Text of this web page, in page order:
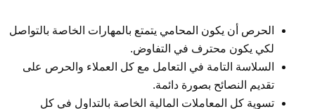
الحرص أن يكون المحامي يتمتع بالمهارات الخاصة بالتواصل
لكي يكون محترف في التفاوض.
السلاسة التامة في التعامل مع كل العملاء والحرص على
تقديم النصائح بصورة دائمة.
تسوية كل المعاملات المالية الخاصة بالتداول في كل